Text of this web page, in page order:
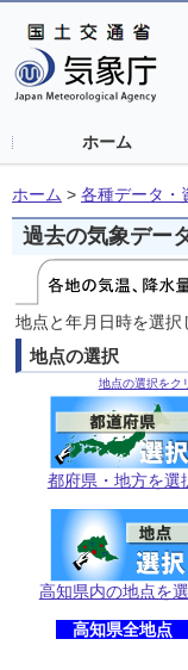
ホーム
ホーム > 各種データ・
過去の気象デー
地点と年月日時を選
地点の選択
地点の選択をク
都府県・地方を選
高知県内の地点を
高知県全地点